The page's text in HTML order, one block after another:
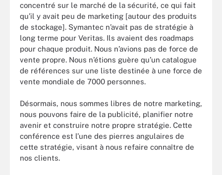
concentré sur le marché de la sécurité, ce qui fait
qu’il y avait peu de marketing [autour des produits
de stockage]. Symantec n’avait pas de stratégie à
long terme pour Veritas. Ils avaient des roadmaps
pour chaque produit. Nous n’avions pas de force de
vente propre. Nous n’étions guère qu’un catalogue
de références sur une liste destinée à une force de
vente mondiale de 7000 personnes.
Désormais, nous sommes libres de notre marketing,
nous pouvons faire de la publicité, planifier notre
avenir et construire notre propre stratégie. Cette
conférence est l’une des pierres angulaires de
cette stratégie, visant à nous refaire connaître de
nos clients.